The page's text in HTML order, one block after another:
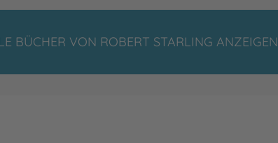
BÜCHER VON ROBERT STARLING ANZEIGEN